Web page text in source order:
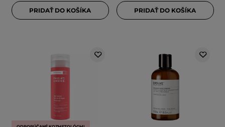
PRIDAŤ DO KOŠÍKA PRIDAŤ DO KOŠÍKA